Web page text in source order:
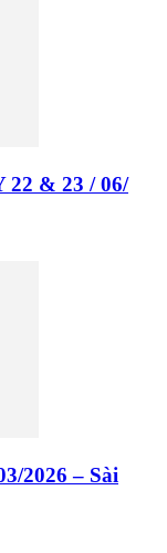
& 23 / 06/
2026 – Sài